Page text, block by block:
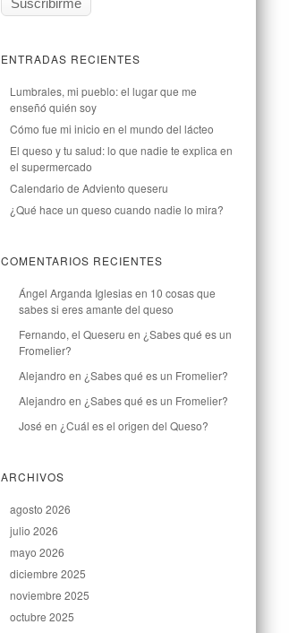
ENTRADAS RECIENTES
Lumbrales, mi pueblo: el lugar que me
enseñó quién soy
Cómo fue mi inicio en el mundo del lácteo
El queso y tu salud: lo que nadie te explica en
el supermercado
Calendario de Adviento queseru
¿Qué hace un queso cuando nadie lo mira?
COMENTARIOS RECIENTES
Ángel Arganda Iglesiasen 10 cosas que
sabes si eres amante del queso
Fernando, el Queseru en ¿Sabes qué es un
Fromelier?
Alejandro en ¿Sabes qué es un Fromelier?
Alejandro en ¿Sabes qué es un Fromelier?
José en ¿Cuál es el origen del Queso?
ARCHIVOS
agosto 2026
julio 2026
mayo 2026
diciembre 2025
noviembre 2025
octubre 2025